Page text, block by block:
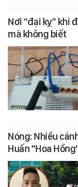
Nơi “đại kỵ” khi
mà không biết
Nóng: Nhiều
Huấn "Hoa